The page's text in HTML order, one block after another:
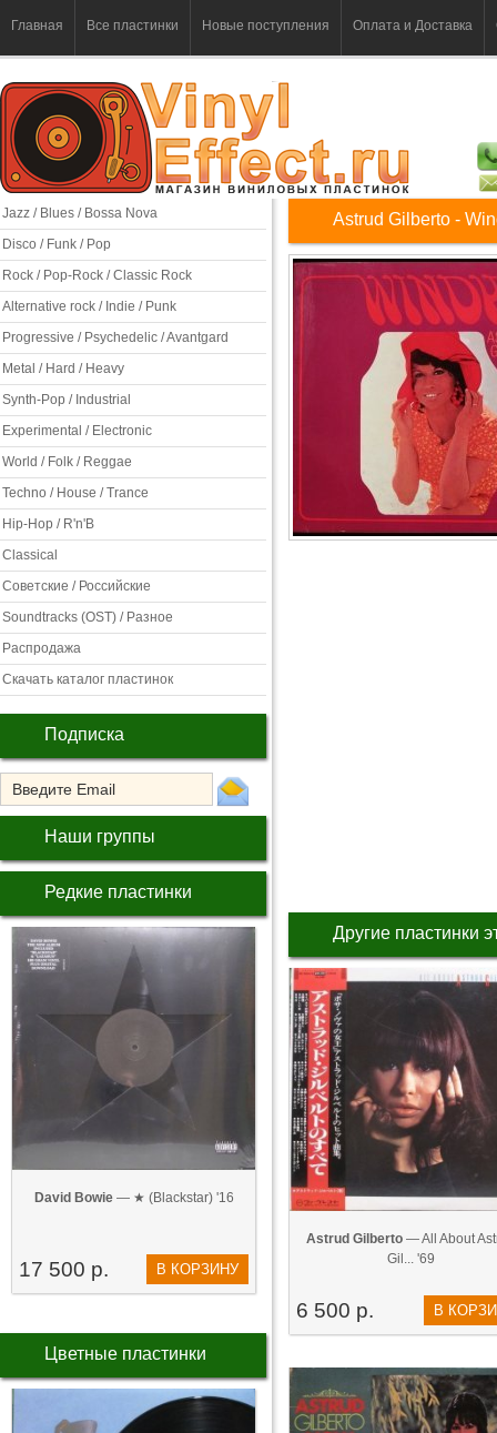
Главная Все пластинки Новые поступления Оплата и Доставка
Jazz / Blues / Bossa Nova
Disco / Funk / Pop
Rock / Pop-Rock / Classic Rock
Alternative rock / Indie / Punk
Progressive / Psychedelic / Avantgard
Metal / Hard / Heavy
Synth-Pop / Industrial
Experimental / Electronic
World / Folk / Reggae
Techno / House / Trance
Hip-Hop / R'n'B
Classical
Советские / Российские
Soundtracks (OST) / Разное
Распродажа
Скачать каталог пластинок
Подписка
Наши группы
Редкие пластинки
David Bowie— ★ (Blackstar) '16
17 500 р. В КОРЗИНУ
Цветные пластинки
Astrud Gilberto -
Другие пластинки
Astrud Gilberto — All About
Gil... '69
6 500 р. В